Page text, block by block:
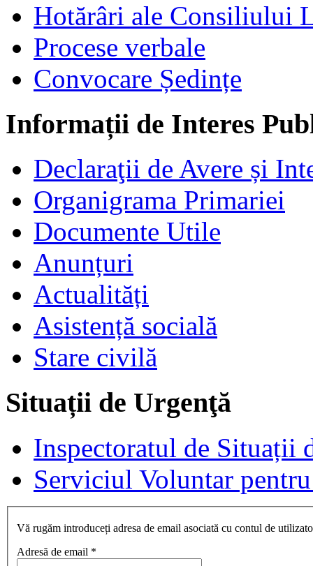
Hotărâri ale Consiliului
Procese verbale
Convocare Ședințe
Informații de Interes
Declaraţii de Avere și
Organigrama Primariei
Documente Utile
Anunțuri
Actualități
Asistență socială
Stare civilă
Situații de Urgenţă
Inspectoratul de Situații
Serviciul Voluntar
Vă rugăm introduceți adresa de email asociată cu contul de
Adresă de email *